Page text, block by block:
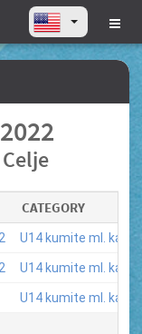
CATEGORY
U14 kumite ml.
U14 kumite ml.
U14 kumite ml.